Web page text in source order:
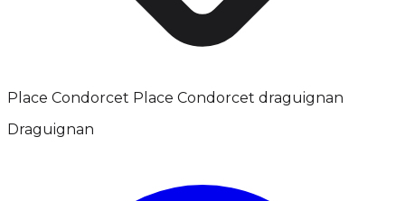
Place Condorcet Place Condorcet draguignan
Draguignan